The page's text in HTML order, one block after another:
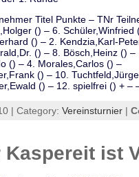
Titel Punkte – TNr
() – 6. Schüler,Winfried
() – 2. Kendzia,Karl-
() – 8. Bösch,Heinz () –
() – 4. Morales,Carlos () –
() – 10.
() – 12. spielfrei () + –
| Category: Vereinsturnier |
Kaspereit ist